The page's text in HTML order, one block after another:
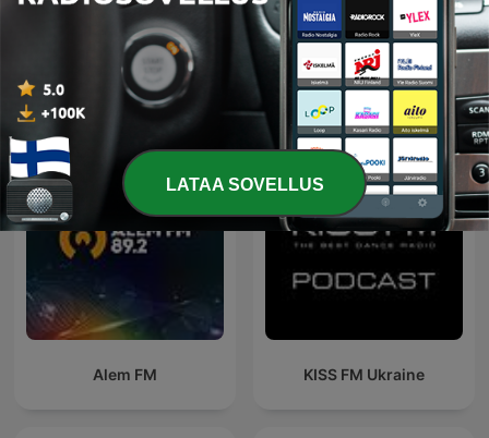
Lisää Musiikki-podcasteja
Näytä kaikki
Alem FM KISS FM Ukraine
LATAA SOVELLUS